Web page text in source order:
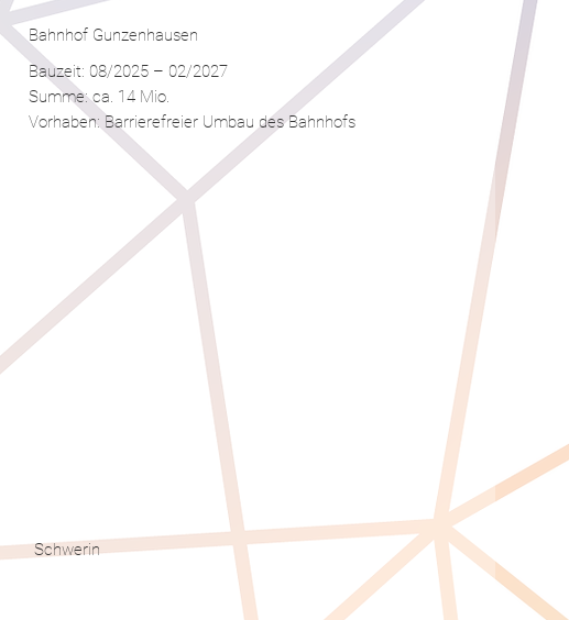
Bahnhof Gunzenhausen
Bauzeit: 08/2025 – 02/2027
Summe: ca. 14 Mio.
Vorhaben: Barrierefreier Umbau des Bahnhofs
Schwerin